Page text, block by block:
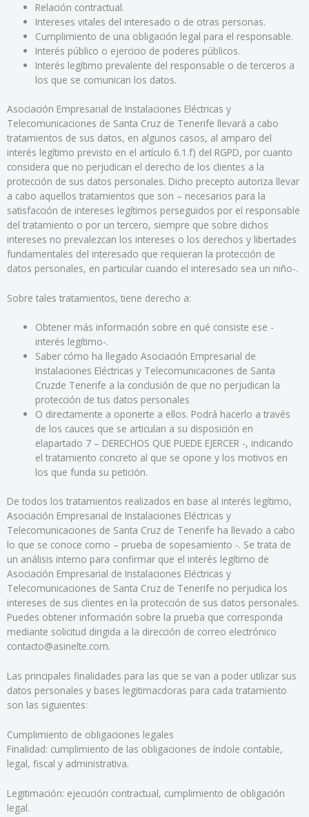
Relación contractual.
Intereses vitales del interesado o de otras personas.
Cumplimiento de una obligación legal para el responsable.
Interés público o ejercicio de poderes públicos.
Interés legítimo prevalente del responsable o de terceros a
los que se comunican los datos.
Asociación Empresarial de Instalaciones Eléctricas y
Telecomunicaciones de Santa Cruz de Tenerife llevará a cabo
tratamientos de sus datos, en algunos casos, al amparo del
interés legítimo previsto en el artículo 6.1.f) del RGPD, por cuanto
considera que no perjudican el derecho de los clientes a la
protección de sus datos personales. Dicho precepto autoriza llevar
a cabo aquellos tratamientos que son – necesarios para la
satisfacción de intereses legítimos perseguidos por el responsable
del tratamiento o por un tercero, siempre que sobre dichos
intereses no prevalezcan los intereses o los derechos y libertades
fundamentales del interesado que requieran la protección de
datos personales, en particular cuando el interesado sea un niño-.
Sobre tales tratamientos, tiene derecho a:
Obtener más información sobre en qué consiste ese -
interés legítimo-.
Saber cómo ha llegado Asociación Empresarial de
Instalaciones Eléctricas y Telecomunicaciones de Santa
Cruzde Tenerife a la conclusión de que no perjudican la
protección de tus datos personales
O directamente a oponerte a ellos. Podrá hacerlo a través
de los cauces que se articulan a su disposición en
elapartado 7 – DERECHOS QUE PUEDE EJERCER -, indicando
el tratamiento concreto al que se opone y los motivos en
los que funda su petición.
De todos los tratamientos realizados en base al interés legítimo,
Asociación Empresarial de Instalaciones Eléctricas y
Telecomunicaciones de Santa Cruz de Tenerife ha llevado a cabo
lo que se conoce como – prueba de sopesamiento -. Se trata de
un análisis interno para confirmar que el interés legítimo de
Asociación Empresarial de Instalaciones Eléctricas y
Telecomunicaciones de Santa Cruz de Tenerife no perjudica los
intereses de sus clientes en la protección de sus datos personales.
Puedes obtener información sobre la prueba que corresponda
mediante solicitud dirigida a la dirección de correo electrónico
contacto@asinelte.com.
Las principales finalidades para las que se van a poder utilizar sus
datos personales y bases legitimacdoras para cada tratamiento
son las siguientes:
Cumplimiento de obligaciones legales
Finalidad: cumplimiento de las obligaciones de índole contable,
legal, fiscal y administrativa.
Legitimación: ejecución contractual, cumplimiento de obligación
legal.